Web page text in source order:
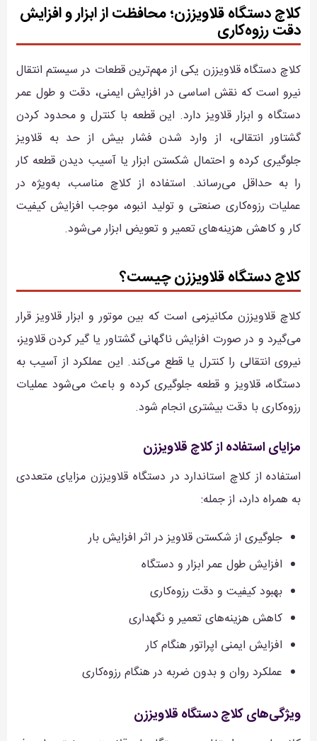
کلاچ دستگاه قلاویززن؛ محافظت از ابزار و افزایش
دقت رزوه‌کاری
کلاچ دستگاه قلاویززن یکی از مهم‌ترین قطعات در سیستم انتقال
نیرو است که نقش اساسی در افزایش ایمنی، دقت و طول عمر
دستگاه و ابزار قلاویز دارد. این قطعه با کنترل و محدود کردن
گشتاور انتقالی، از وارد شدن فشار بیش از حد به قلاویز
جلوگیری کرده و احتمال شکستن ابزار یا آسیب دیدن قطعه کار
را به حداقل می‌رساند. استفاده از کلاچ مناسب، به‌ویژه در
عملیات رزوه‌کاری صنعتی و تولید انبوه، موجب افزایش کیفیت
کار و کاهش هزینه‌های تعمیر و تعویض ابزار می‌شود.
کلاچ دستگاه قلاویززن چیست؟
کلاچ قلاویززن مکانیزمی است که بین موتور و ابزار قلاویز قرار
می‌گیرد و در صورت افزایش ناگهانی گشتاور یا گیر کردن قلاویز،
نیروی انتقالی را کنترل یا قطع می‌کند. این عملکرد از آسیب به
دستگاه، قلاویز و قطعه جلوگیری کرده و باعث می‌شود عملیات
رزوه‌کاری با دقت بیشتری انجام شود.
مزایای استفاده از کلاچ قلاویززن
استفاده از کلاچ استاندارد در دستگاه قلاویززن مزایای متعددی
به همراه دارد، از جمله:
جلوگیری از شکستن قلاویز در اثر افزایش بار
افزایش طول عمر ابزار و دستگاه
بهبود کیفیت و دقت رزوه‌کاری
کاهش هزینه‌های تعمیر و نگهداری
افزایش ایمنی اپراتور هنگام کار
عملکرد روان و بدون ضربه در هنگام رزوه‌کاری
ویژگی‌های کلاچ دستگاه قلاویززن